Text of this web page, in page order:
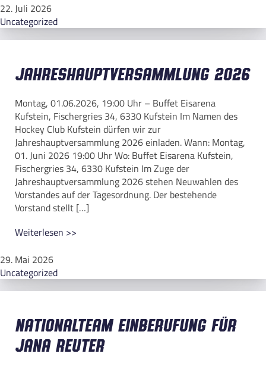
22. Juli 2026
Uncategorized
Jahreshauptversammlung 2026
Montag, 01.06.2026, 19:00 Uhr – Buffet Eisarena
Kufstein, Fischergries 34, 6330 Kufstein Im Namen des
Hockey Club Kufstein dürfen wir zur
Jahreshauptversammlung 2026 einladen. Wann: Montag,
01. Juni 2026 19:00 Uhr Wo: Buffet Eisarena Kufstein,
Fischergries 34, 6330 Kufstein Im Zuge der
Jahreshauptversammlung 2026 stehen Neuwahlen des
Vorstandes auf der Tagesordnung. Der bestehende
Vorstand stellt […]
Weiterlesen >>
29. Mai 2026
Uncategorized
Nationalteam Einberufung für
Jana Reuter